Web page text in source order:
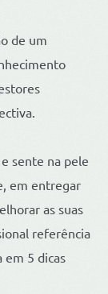
de um
sente na pele
em entregar
as suas
referência
em 5 dicas